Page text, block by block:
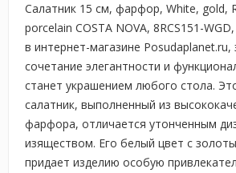
Салатник 15 см, фарфор, White, gold,
porcelain COSTA NOVA, 8RCS151-
в интернет-магазине Posudaplanet.ru,
сочетание элегантности и
станет украшением любого стола.
салатник, выполненный из
фарфора, отличается утонченным
изяществом. Его белый цвет с
придает изделию особую